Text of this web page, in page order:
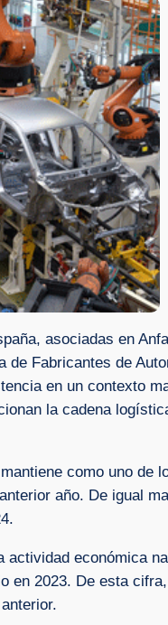
asociadas en
Fabricantes de
en un contexto
la cadena
como uno
año. De igual
económica
2023. De esta